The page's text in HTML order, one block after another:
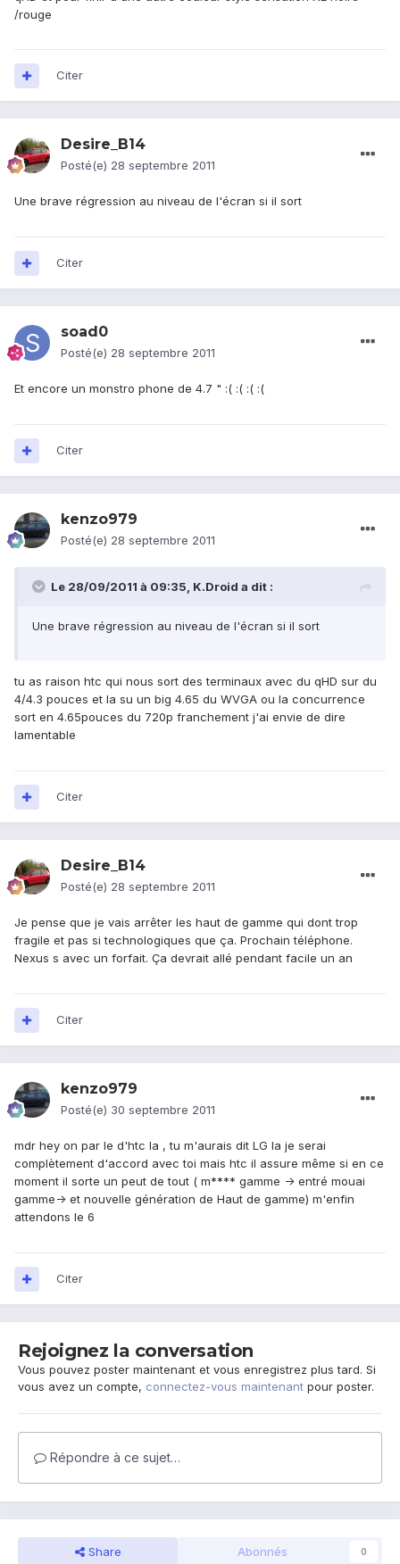
/rouge
Citer
Desire_B14
Posté(e) 28 septembre 2011
Une brave régression au niveau de l'écran si il sort
Citer
soad0
Posté(e) 28 septembre 2011
Et encore un monstro phone de 4.7 " :( :( :( :(
Citer
kenzo979
Posté(e) 28 septembre 2011
Le 28/09/2011 à 09:35, K.Droid a dit :
Une brave régression au niveau de l'écran si il sort
tu as raison htc qui nous sort des terminaux avec du qHD sur du
4/4.3 pouces et la su un big 4.65 du WVGA ou la concurrence
sort en 4.65pouces du 720p franchement j'ai envie de dire
lamentable
Citer
Desire_B14
Posté(e) 28 septembre 2011
Je pense que je vais arrêter les haut de gamme qui dont trop
fragile et pas si technologiques que ça. Prochain téléphone.
Nexus s avec un forfait. Ça devrait allé pendant facile un an
Citer
kenzo979
Posté(e) 30 septembre 2011
mdr hey on par le d'htc la , tu m'aurais dit LG la je serai
complètement d'accord avec toi mais htc il assure même si en ce
moment il sorte un peut de tout ( m**** gamme -> entré mouai
gamme-> et nouvelle génération de Haut de gamme) m'enfin
attendons le 6
Citer
Rejoignez la conversation
Vous pouvez poster maintenant et vous enregistrez plus tard. Si
vous avez un compte, connectez-vous maintenant pour poster.
Répondre à ce sujet…
Share Abonnés 0